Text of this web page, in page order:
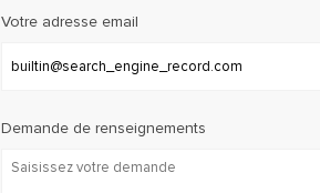
Votre adresse email
Demande de renseignements